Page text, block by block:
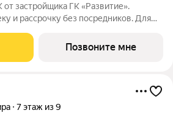
застройщика ГК «Развитие».
и рассрочку без посредников. Для
застройщика.Позвоните мне
7 этаж из 9